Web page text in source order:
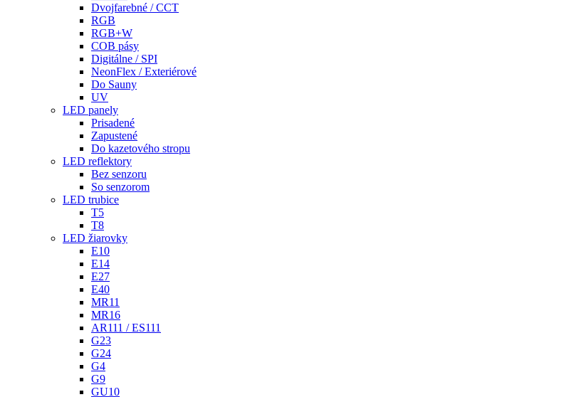
Dvojfarebné / CCT
RGB
RGB+W
COB pásy
Digitálne / SPI
NeonFlex / Exteriérové
Do Sauny
UV
LED panely
Prisadené
Zapustené
Do kazetového stropu
LED reflektory
Bez senzoru
So senzorom
LED trubice
T5
T8
LED žiarovky
E10
E14
E27
E40
MR11
MR16
AR111 / ES111
G23
G24
G4
G9
GU10